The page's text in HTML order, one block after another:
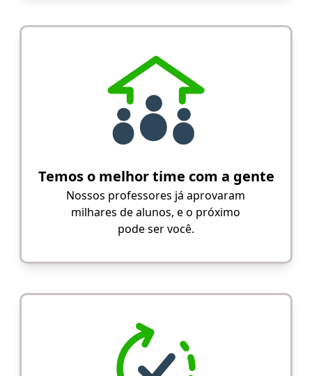
Temos o melhor time com a gente
Nossos professores já aprovaram
milhares de alunos, e o próximo
pode ser você.